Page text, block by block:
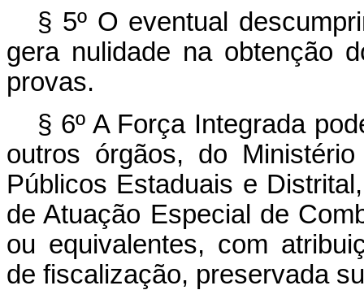
§ 5º O eventual
gera nulidade na obtenção
provas.
§ 6º A Força Integrada
outros órgãos, do
Públicos Estaduais e
de Atuação Especial de
ou equivalentes, com
de fiscalização, preservada